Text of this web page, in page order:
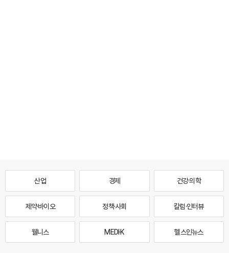
산업 경제 건강·의학
제약·바이오 정책·사회 칼럼·인터뷰
웰니스 MEDI·K 헬스인뉴스